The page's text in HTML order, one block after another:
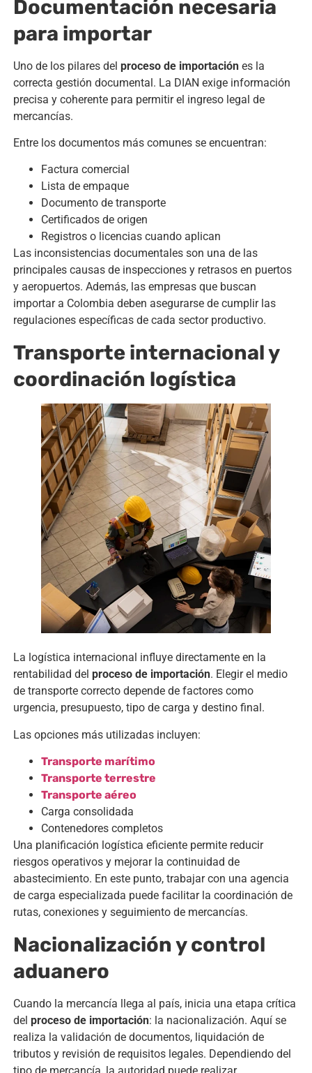
Documentación necesaria
para importar
Uno de los pilares delproceso de importación es la
correcta gestión documental. La DIAN exige información
precisa y coherente para permitir el ingreso legal de
mercancías.
Entre los documentos más comunes se encuentran:
Factura comercial
Lista de empaque
Documento de transporte
Certificados de origen
Registros o licencias cuando aplican
Las inconsistencias documentales son una de las
principales causas de inspecciones y retrasos en puertos
y aeropuertos. Además, las empresas que buscan
importar a Colombia deben asegurarse de cumplir las
regulaciones específicas de cada sector productivo.
Transporte internacional y
coordinación logística
La logística internacional influye directamente en la
rentabilidad delproceso de importación. Elegir el medio
de transporte correcto depende de factores como
urgencia, presupuesto, tipo de carga y destino final.
Las opciones más utilizadas incluyen:
Transporte marítimo
Transporte terrestre
Transporte aéreo
Carga consolidada
Contenedores completos
Una planificación logística eficiente permite reducir
riesgos operativos y mejorar la continuidad de
abastecimiento. En este punto, trabajar con una agencia
de carga especializada puede facilitar la coordinación de
rutas, conexiones y seguimiento de mercancías.
Nacionalización y control
aduanero
Cuando la mercancía llega al país, inicia una etapa crítica
delproceso de importación: la nacionalización. Aquí se
realiza la validación de documentos, liquidación de
tributos y revisión de requisitos legales. Dependiendo del
tipo de mercancía, la autoridad puede realizar